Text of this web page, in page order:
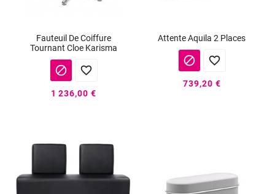
Fauteuil De Coiffure
Tournant Cloe Karisma
 
1 236,00 €
Attente Aquila 2 Places
 
739,20 €